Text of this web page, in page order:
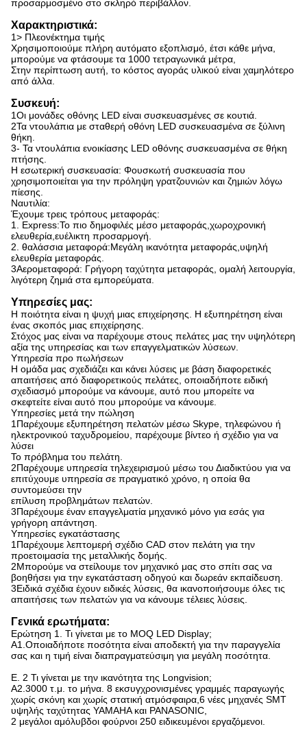
προσαρμοσμένο στο σκληρό περιβάλλον.
Χαρακτηριστικά:
1> Πλεονέκτημα τιμής
Χρησιμοποιούμε πλήρη αυτόματο εξοπλισμό, έτσι κάθε μήνα,
μπορούμε να φτάσουμε τα 1000 τετραγωνικά μέτρα,
Στην περίπτωση αυτή, το κόστος αγοράς υλικού είναι χαμηλότερο
από άλλα.
Συσκευή:
1Οι μονάδες οθόνης LED είναι συσκευασμένες σε κουτιά.
2Τα ντουλάπια με σταθερή οθόνη LED συσκευασμένα σε ξύλινη
θήκη.
3- Τα ντουλάπια ενοικίασης LED οθόνης συσκευασμένα σε θήκη
πτήσης.
Η εσωτερική συσκευασία: Φουσκωτή συσκευασία που
χρησιμοποιείται για την πρόληψη γρατζουνιών και ζημιών λόγω
πίεσης.
Ναυτιλία:
Έχουμε τρεις τρόπους μεταφοράς:
1. Express:Το πιο δημοφιλές μέσο μεταφοράς,χωροχρονική
ελευθερία,ευέλικτη προσαρμογή.
2. θαλάσσια μεταφορά:Μεγάλη ικανότητα μεταφοράς,υψηλή
ελευθερία μεταφοράς.
3Αερομεταφορά: Γρήγορη ταχύτητα μεταφοράς, ομαλή λειτουργία,
λιγότερη ζημιά στα εμπορεύματα.
Υπηρεσίες μας:
Η ποιότητα είναι η ψυχή μιας επιχείρησης. Η εξυπηρέτηση είναι
ένας σκοπός μιας επιχείρησης.
Στόχος μας είναι να παρέχουμε στους πελάτες μας την υψηλότερη
αξία της υπηρεσίας και των επαγγελματικών λύσεων.
Υπηρεσία προ πωλήσεων
Η ομάδα μας σχεδιάζει και κάνει λύσεις με βάση διαφορετικές
απαιτήσεις από διαφορετικούς πελάτες, οποιαδήποτε ειδική
σχεδιασμό μπορούμε να κάνουμε, αυτό που μπορείτε να
σκεφτείτε είναι αυτό που μπορούμε να κάνουμε.
Υπηρεσίες μετά την πώληση
1Παρέχουμε εξυπηρέτηση πελατών μέσω Skype, τηλεφώνου ή
ηλεκτρονικού ταχυδρομείου, παρέχουμε βίντεο ή σχέδιο για να
λύσει
Το πρόβλημα του πελάτη.
2Παρέχουμε υπηρεσία τηλεχειρισμού μέσω του Διαδικτύου για να
επιτύχουμε υπηρεσία σε πραγματικό χρόνο, η οποία θα
συντομεύσει την
επίλυση προβλημάτων πελατών.
3Παρέχουμε έναν επαγγελματία μηχανικό μόνο για εσάς για
γρήγορη απάντηση.
Υπηρεσίες εγκατάστασης
1Παρέχουμε λεπτομερή σχέδιο CAD στον πελάτη για την
προετοιμασία της μεταλλικής δομής.
2Μπορούμε να στείλουμε τον μηχανικό μας στο σπίτι σας να
βοηθήσει για την εγκατάσταση οδηγού και δωρεάν εκπαίδευση.
3Ειδικά σχέδια έχουν ειδικές λύσεις, θα ικανοποιήσουμε όλες τις
απαιτήσεις των πελατών για να κάνουμε τέλειες λύσεις.
Γενικά ερωτήματα:
Ερώτηση 1. Τι γίνεται με το MOQ LED Display;
Α1.Οποιαδήποτε ποσότητα είναι αποδεκτή για την παραγγελία
σας και η τιμή είναι διαπραγματεύσιμη για μεγάλη ποσότητα.
Ε. 2 Τι γίνεται με την ικανότητα της Longvision;
Α2.3000 τ.μ. το μήνα. 8 εκσυγχρονισμένες γραμμές παραγωγής
χωρίς σκόνη και χωρίς στατική ατμόσφαιρα,6 νέες μηχανές SMT
υψηλής ταχύτητας YAMAHA και PANASONIC,
2 μεγάλοι αμόλυβδοι φούρνοι 250 ειδικευμένοι εργαζόμενοι.